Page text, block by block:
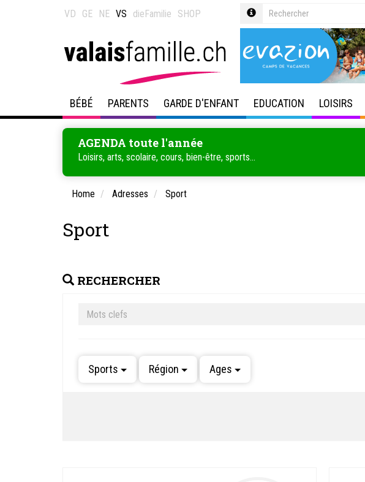
VD GE NE VS dieFamilie SHOP
BÉBÉ PARENTS GARDE D'ENFANT EDUCATION LOISIRS
AGENDA toute l'année
Loisirs, arts, scolaire, cours, bien-être, sports...
Home Adresses Sport
Sport
RECHERCHER
Sports Région Ages